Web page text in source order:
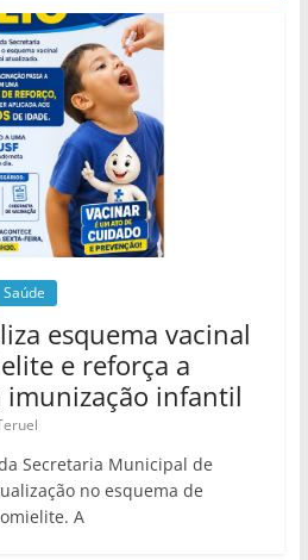
Saúde
esquema vacinal
e reforça a
infantil
Secretaria Municipal de
no esquema de
A